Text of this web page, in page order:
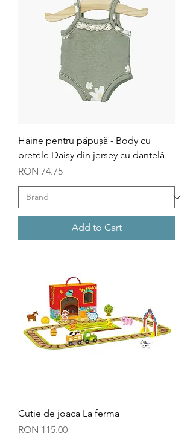
Haine pentru păpușă - Body cu
bretele Daisy din jersey cu dantelă
Price
RON 74.75
Add to Cart
Cutie de joaca La ferma
Price
RON 115.00